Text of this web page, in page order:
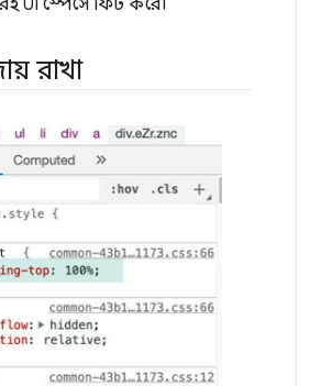
UI স্পেসে ফিট করে।
রাখা